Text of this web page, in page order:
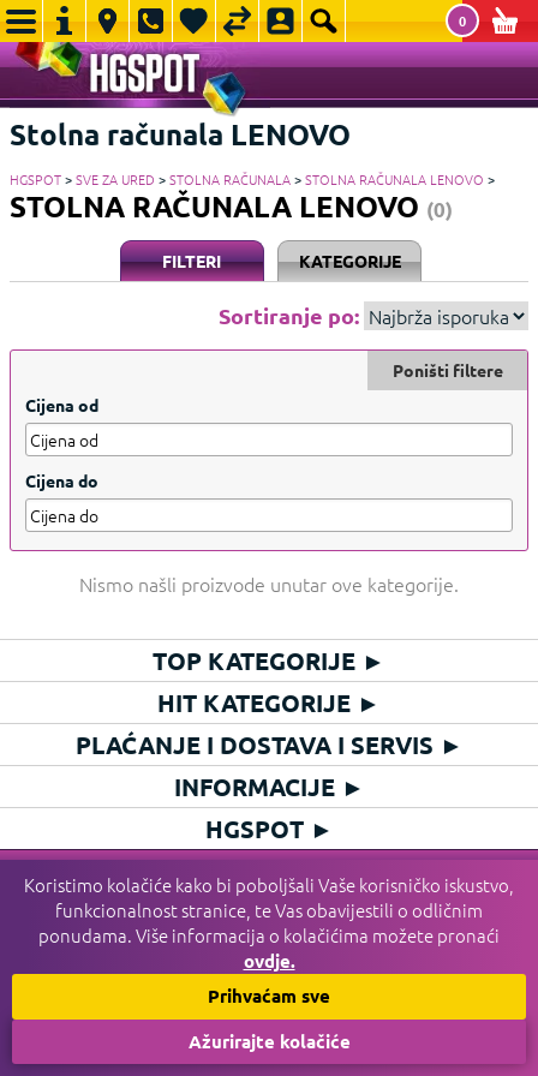
0
Stolna računala LENOVO
HGSPOT>SVE ZA URED >STOLNA RAČUNALA>STOLNA RAČUNALA LENOVO >
STOLNA RAČUNALA LENOVO (0)
FILTERI KATEGORIJE
Sortiranje po:
Cijena od
Cijena do
Poništi filtere
Nismo našli proizvode unutar ove kategorije.
Koristimo kolačiće kako bi poboljšali Vaše korisničko iskustvo,
funkcionalnost stranice, te Vas obavijestili o odličnim
ponudama. Više informacija o kolačićima možete pronaći
ovdje.
Ažurirajte kolačiće
Prihvaćam sve
TOP KATEGORIJE ►
HIT KATEGORIJE ►
PLAĆANJE I DOSTAVA I SERVIS ►
INFORMACIJE ►
HGSPOT ►
© 2016 - 2026 HGSPOT. Sva prava pridržana.